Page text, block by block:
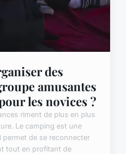
des
amusantes
les novices ?
riment de plus en plus
Le camping est une
permet de se reconnecter
tout en profitant de